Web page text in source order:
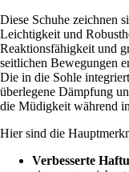
Diese Schuhe zeichnen
Leichtigkeit und
Reaktionsfähigkeit und
seitlichen Bewegungen
Die in die Sohle
überlegene Dämpfung
die Müdigkeit während
Hier sind die
Verbesserte